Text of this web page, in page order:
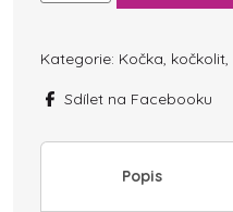
Classic
množství
Kategorie: Kočka, kočkolit,
Sdílet na Facebooku
Popis